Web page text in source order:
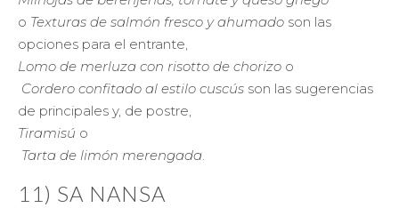
o Texturas de salmón fresco y ahumado son las
opciones para el entrante,
Lomo de merluza con risotto de chorizo o
Cordero confitado al estilo cuscús son las sugerencias
de principales y, de postre,
Tiramisú o
Tarta de limón merengada.
11) SA NANSA